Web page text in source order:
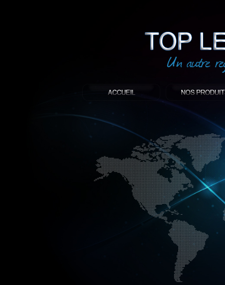
: Top led world
Produit décoratif led
Objet publicitaire led
éclairage blanc led
Enseigne publicitaire
Fabriquant et distributeur français
gamme à base de LED.
led, Topledworld, top led world, top
économie énergie, edf, lumière,